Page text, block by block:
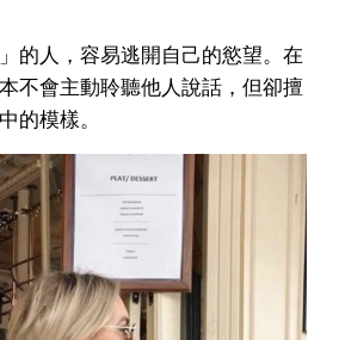
的人，容易逃開自己的慾望。在
不會主動聆聽他人說話，但卻擅
的模樣。